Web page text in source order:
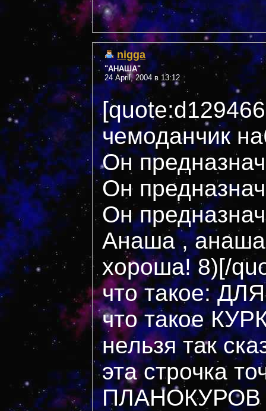
nigga
"АНАША"
24 April, 2004 в 13:12
чемоданчик
Он
Он
Он
Анаша ,
хороша! 8)[/
что такое:
что такое
нельзя так
эта строчка
ПЛАНОКУРОВ